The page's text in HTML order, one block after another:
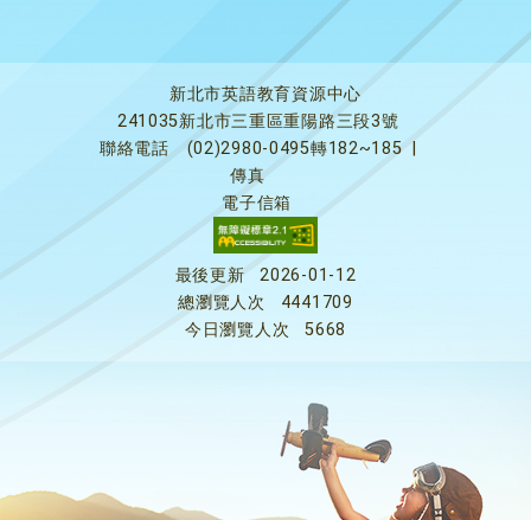
新北市英語教育資源中心
241035新北市三重區重陽路三段3號
聯絡電話
(02)2980-0495轉182~185
傳真
電子信箱
最後更新
2026-01-12
總瀏覽人次
4441709
今日瀏覽人次
5668